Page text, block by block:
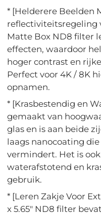
* [Helderere Beelden
reflectiviteitsregeling
Matte Box ND8 filter
effecten, waardoor
hoger contrast en
Perfect voor 4K / 8K
opnamen.
* [Krasbestendig en
gemaakt van
glas en is aan beide
laags nanocoating
vermindert. Het is
waterafstotend en
gebruik.
* [Leren Zakje Voor
x 5.65" ND8 filter